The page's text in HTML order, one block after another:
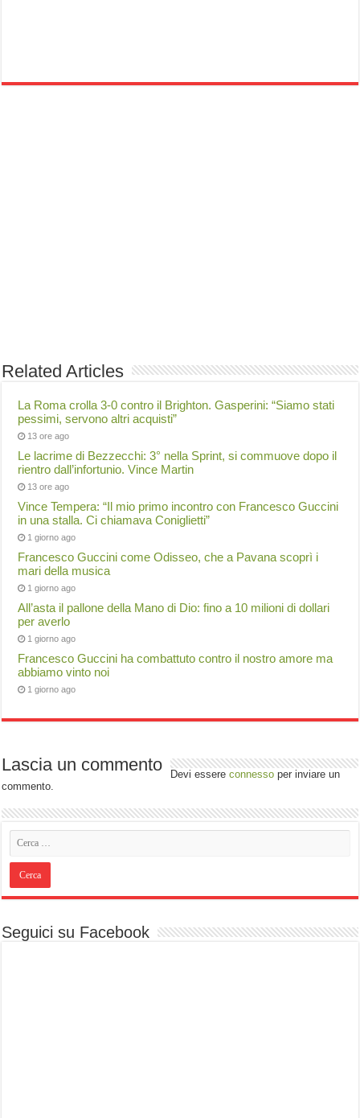
Related Articles
La Roma crolla 3-0 contro il Brighton. Gasperini: “Siamo stati
pessimi, servono altri acquisti”
13 ore ago
Le lacrime di Bezzecchi: 3° nella Sprint, si commuove dopo il
rientro dall’infortunio. Vince Martin
13 ore ago
Vince Tempera: “Il mio primo incontro con Francesco Guccini
in una stalla. Ci chiamava Coniglietti”
1 giorno ago
Francesco Guccini come Odisseo, che a Pavana scoprì i
mari della musica
1 giorno ago
All’asta il pallone della Mano di Dio: fino a 10 milioni di dollari
per averlo
1 giorno ago
Francesco Guccini ha combattuto contro il nostro amore ma
abbiamo vinto noi
1 giorno ago
Lascia un commento Devi essereconnesso per inviare un
commento.
Seguici su Facebook